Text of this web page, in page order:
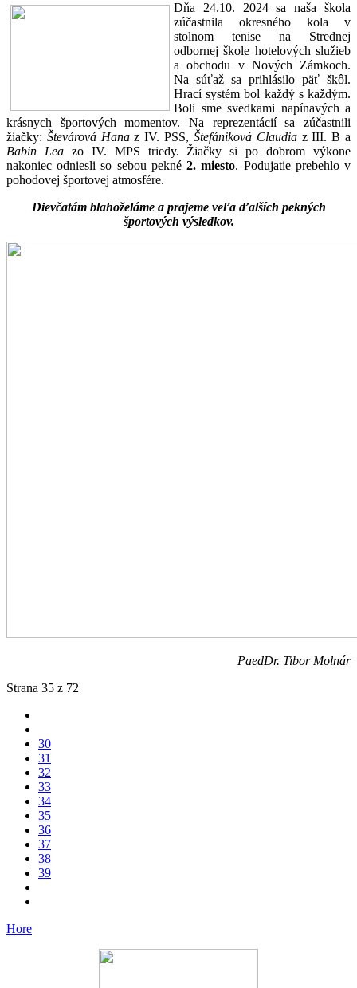
Dňa 24.10. 2024 sa naša škola
zúčastnila okresného kola v
stolnom tenise na Strednej
odbornej škole hotelových služieb
a obchodu v Nových Zámkoch.
Na súťaž sa prihlásilo päť škôl.
Hrací systém bol každý s každým.
Boli sme svedkami napínavých a
krásnych športových momentov. Na reprezentácií sa zúčastnili
žiačky: Števárová Hanaz IV. PSS, Štefániková Claudiaz III. B a
Babin Leazo IV. MPS triedy. Žiačky si po dobrom výkone
nakoniec odniesli so sebou pekné2. miesto. Podujatie prebehlo v
pohodovej športovej atmosfére.
Dievčatám blahoželáme a prajeme veľa ďalších pekných
športových výsledkov.
PaedDr. Tibor Molnár
Strana 35 z 72
30
31
32
33
34
35
36
37
38
39
Hore